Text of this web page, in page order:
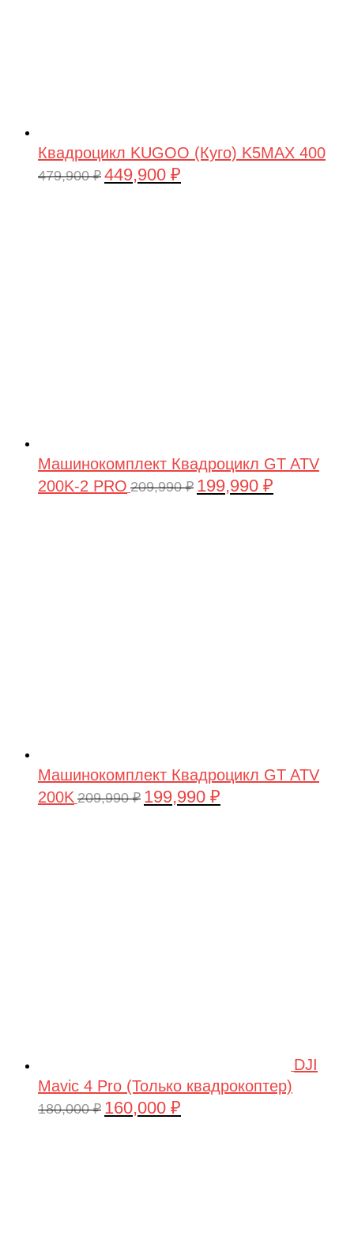
Квадроцикл KUGOO (Куго) K5MAX 400
479,900₽ Первоначальная
449,900 ₽
Машинокомплект Квадроцикл GT ATV
200K-2 PRO 209,990₽ Первоначальная
199,990 ₽
Машинокомплект Квадроцикл GT ATV
200K 209,990₽ Первоначальная
199,990 ₽
DJI
Mavic 4 Pro (Только квадрокоптер)
180,000₽ Первоначальная
160,000 ₽